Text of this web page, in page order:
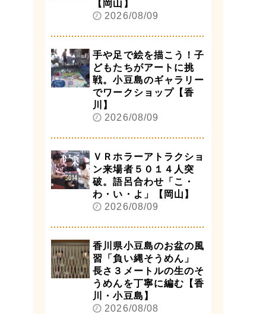
【岡山】
2026/08/09
手や足で絵を描こう！子
どもたちがアートに挑
戦。小豆島のギャラリー
でワークショップ【香
川】
2026/08/09
ＶＲホラーアトラクショ
ン来場者５０１４人突
破。語呂合わせ「こ・
わ・い・よ」【岡山】
2026/08/09
香川県小豆島のお盆の風
習「負い縄そうめん」
長さ３メートルの生のそ
うめんを丁寧に編む【香
川・小豆島】
2026/08/08